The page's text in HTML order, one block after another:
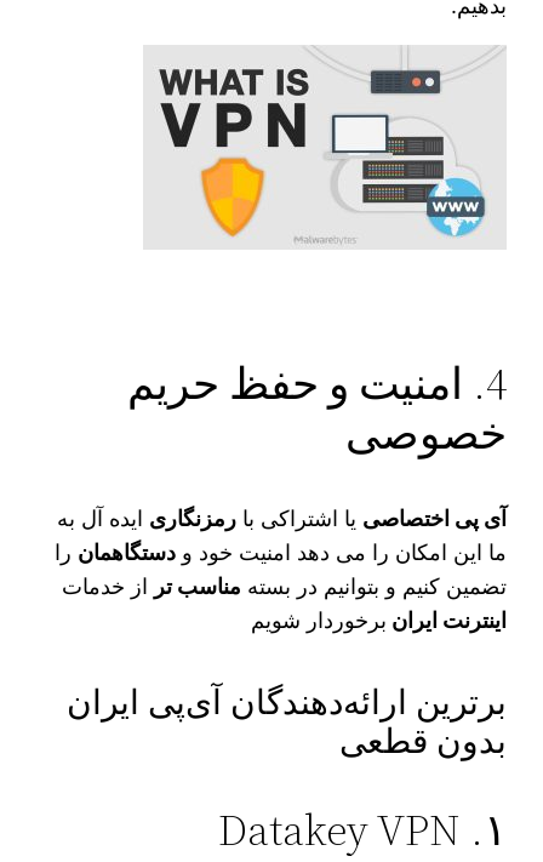
بدهیم.
4. امنیت و حفظ حریم
خصوصی
آی‌ پی اختصاصی یا اشتراکی بارمزنگاری ایده آل به
ما این امکان را می‌ دهد امنیت خود ودستگاهمان را
تضمین کنیم و بتوانیم در بسته مناسب‌ تر از خدمات
اینترنت ایران برخوردار شویم
برترین ارائه‌دهندگان آی‌پی ایران
بدون قطعی
۱. Datakey VPN